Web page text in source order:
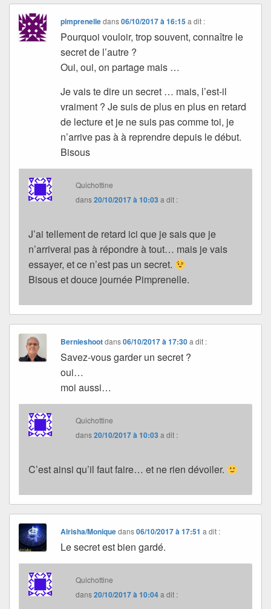
pimprenelledans06/10/2017 à 16:15 a dit :
Pourquoi vouloir, trop souvent, connaître le
secret de l’autre ?
Oui, oui, on partage mais …
Je vais te dire un secret … mais, l’est-il
vraiment ? Je suis de plus en plus en retard
de lecture et je ne suis pas comme toi, je
n’arrive pas à à reprendre depuis le début.
Bisous
Quichottine
dans20/10/2017 à 10:03 a dit :
J’ai tellement de retard ici que je sais que je
n’arriverai pas à répondre à tout… mais je vais
essayer, et ce n’est pas un secret.
Bisous et douce journée Pimprenelle.
Bernieshootdans06/10/2017 à 17:30 a dit :
Savez-vous garder un secret ?
oui…
moi aussi…
Quichottine
dans20/10/2017 à 10:03 a dit :
C’est ainsi qu’il faut faire… et ne rien dévoiler.
Alrisha/Moniquedans06/10/2017 à 17:51 a dit :
Le secret est bien gardé.
Quichottine
dans20/10/2017 à 10:04a dit :